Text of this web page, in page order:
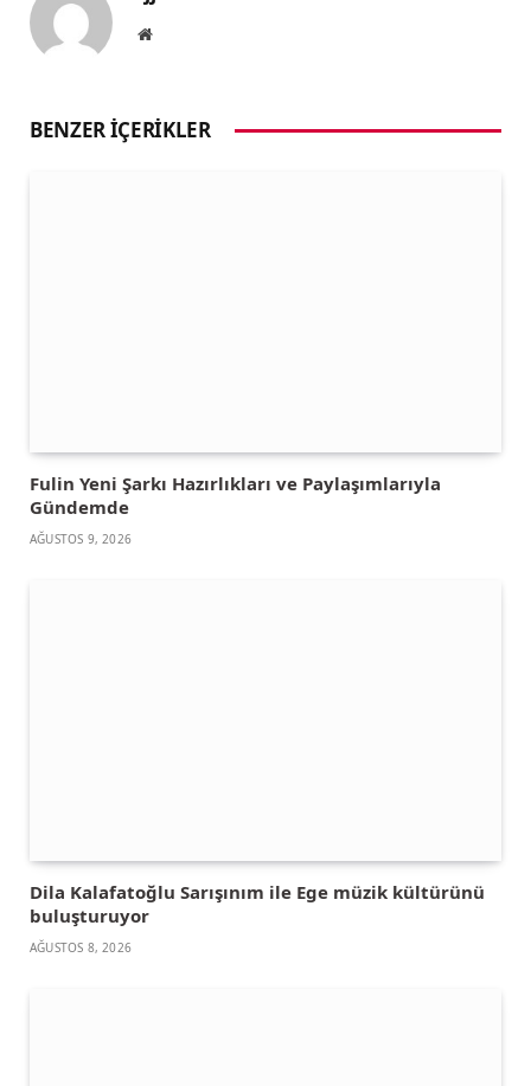
Website
BENZER İÇERIKLER
Fulin Yeni Şarkı Hazırlıkları ve Paylaşımlarıyla
Gündemde
AĞUSTOS 9, 2026
Dila Kalafatoğlu Sarışınım ile Ege müzik kültürünü
buluşturuyor
AĞUSTOS 8, 2026